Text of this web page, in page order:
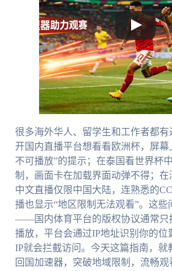
很多海外华人、留学生和工作者都
开国内直播平台想看看欧洲杯，屏幕
不可播放”的提示；在泰国看世界杯
制，画面卡在加载界面动弹不得；
中文直播仅限中国大陆，连熟悉的
播也显示“地区限制无法观看”。这些
——国内体育平台的版权协议通常只
播放，平台会通过IP地址识别你的位
IP就会拦截访问。今天这篇指南，就
回国加速器，突破地域限制，流畅